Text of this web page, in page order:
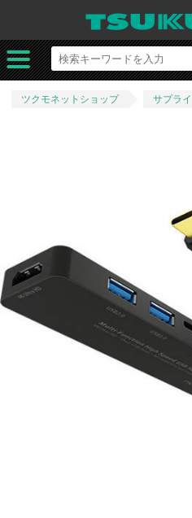
ツクモネットショップ サプライ